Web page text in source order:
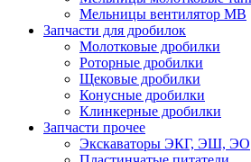
Мельницы вентилятор МВ
Запчасти для дробилок
Молотковые дробилки
Роторные дробилки
Щековые дробилки
Конусные дробилки
Клинкерные дробилки
Запчасти прочее
Экскаваторы ЭКГ, ЭШ, ЭО